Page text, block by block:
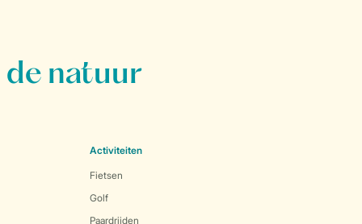
natuur
Activiteiten
Fietsen
Golf
Paardrijden